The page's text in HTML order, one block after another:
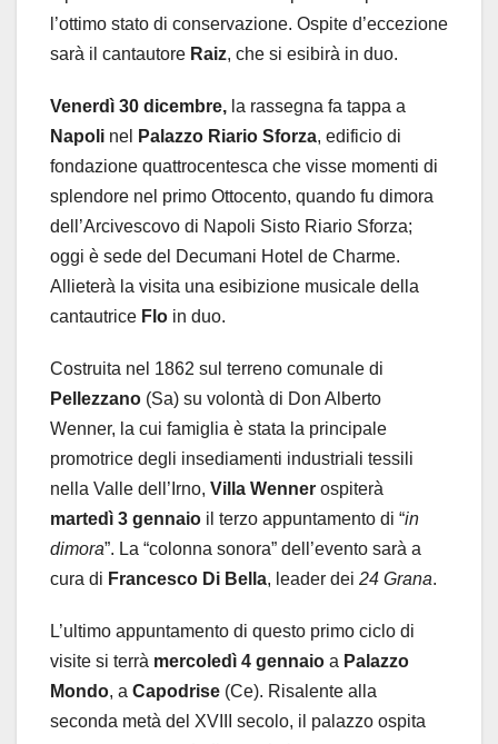
l’ottimo stato di conservazione. Ospite d’eccezione
sarà il cantautore Raiz, che si esibirà in duo.
Venerdì 30 dicembre, la rassegna fa tappa a
Napoli nel Palazzo Riario Sforza, edificio di
fondazione quattrocentesca che visse momenti di
splendore nel primo Ottocento, quando fu dimora
dell’Arcivescovo di Napoli Sisto Riario Sforza;
oggi è sede del Decumani Hotel de Charme.
Allieterà la visita una esibizione musicale della
cantautrice Flo in duo.
Costruita nel 1862 sul terreno comunale di
Pellezzano (Sa) su volontà di Don Alberto
Wenner, la cui famiglia è stata la principale
promotrice degli insediamenti industriali tessili
nella Valle dell’Irno, Villa Wenner ospiterà
martedì 3 gennaio il terzo appuntamento di “in
dimora”. La “colonna sonora” dell’evento sarà a
cura di Francesco Di Bella, leader dei 24 Grana.
L’ultimo appuntamento di questo primo ciclo di
visite si terrà mercoledì 4 gennaio a Palazzo
Mondo, a Capodrise (Ce). Risalente alla
seconda metà del XVIII secolo, il palazzo ospita